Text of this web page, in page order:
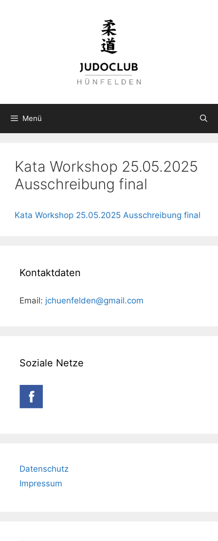
Menü
Kata Workshop 25.05.2025
Ausschreibung final
Kata Workshop 25.05.2025 Ausschreibung final
Kontaktdaten
Email: jchuenfelden@gmail.com
Soziale Netze
Datenschutz
Impressum